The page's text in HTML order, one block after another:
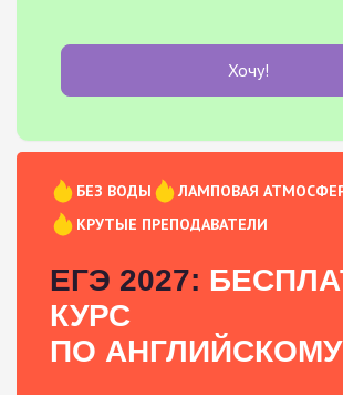
Хочу!
БЕЗ ВОДЫ
ЛАМПОВАЯ
КРУТЫЕ ПРЕПОДАВАТЕЛИ
ЕГЭ 2027:
КУРС
ПО АНГЛИЙСКОМУ